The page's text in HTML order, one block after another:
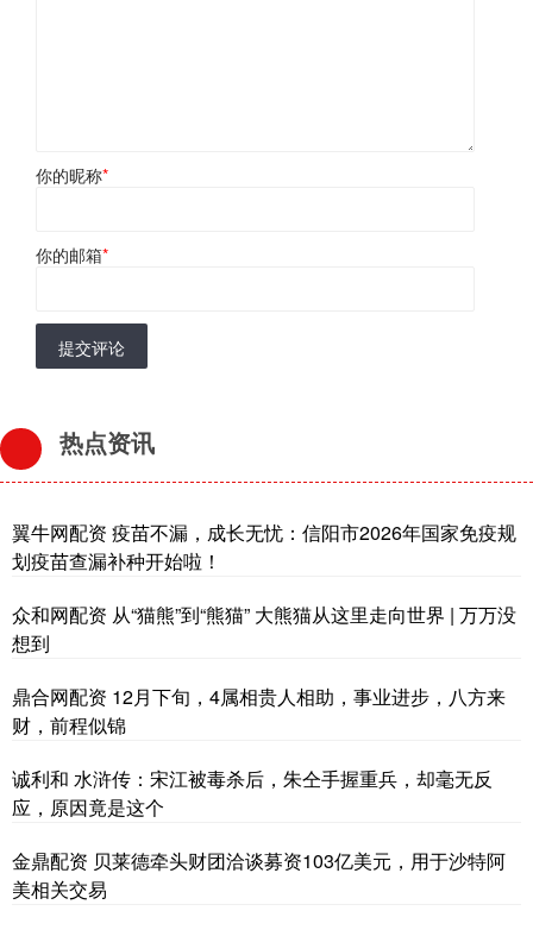
你的昵称*
你的邮箱*
提交评论
热点资讯
翼牛网配资 疫苗不漏，成长无忧：信阳市2026年国家免疫规
划疫苗查漏补种开始啦！
众和网配资 从“猫熊”到“熊猫” 大熊猫从这里走向世界 | 万万没
想到
鼎合网配资 12月下旬，4属相贵人相助，事业进步，八方来
财，前程似锦
诚利和 水浒传：宋江被毒杀后，朱仝手握重兵，却毫无反
应，原因竟是这个
金鼎配资 贝莱德牵头财团洽谈募资103亿美元，用于沙特阿
美相关交易